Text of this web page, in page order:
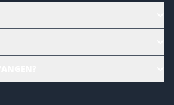
2026